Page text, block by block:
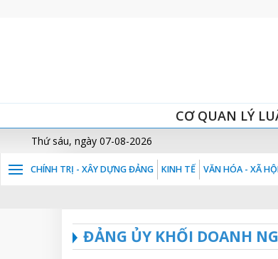
CƠ QUAN LÝ
Thứ sáu, ngày 07-08-2026
CHÍNH TRỊ - XÂY DỰNG ĐẢNG KINH TẾ VĂN HÓA - XÃ
ĐẢNG ỦY KHỐI DOANH